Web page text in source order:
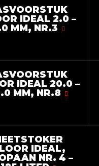
IDEAL 2.0 –
MM, NR.3
IDEAL 20.0 –
MM, NR.8
IDEAL,
NR. 4 –